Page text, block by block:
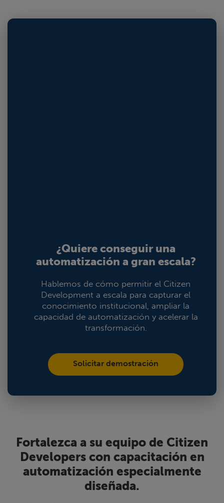
¿Quiere conseguir una
automatización a gran escala?
Hablemos de cómo permitir el Citizen
Development a escala para capturar el
conocimiento institucional, ampliar la
capacidad de automatización y acelerar la
transformación.
Solicitar demostración
Fortalezca a su equipo de Citizen
Developers con capacitación en
automatización especialmente
diseñada.